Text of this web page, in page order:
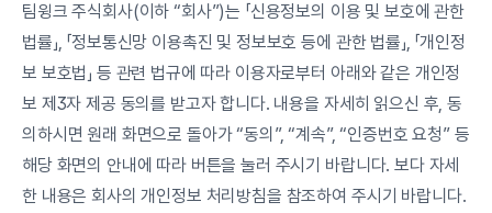
팀윙크 주식회사(이하 “회사”)는 「신용정보의 이용 및 보호에 관한
법률」, 「정보통신망 이용촉진 및 정보보호 등에 관한 법률」, 「개인정
보 보호법」 등 관련 법규에 따라 이용자로부터 아래와 같은 개인정
보 제3자 제공 동의를 받고자 합니다. 내용을 자세히 읽으신 후, 동
의하시면 원래 화면으로 돌아가 “동의”, “계속”, “인증번호 요청” 등
해당 화면의 안내에 따라 버튼을 눌러 주시기 바랍니다. 보다 자세
한 내용은 회사의 개인정보 처리방침을 참조하여 주시기 바랍니다.